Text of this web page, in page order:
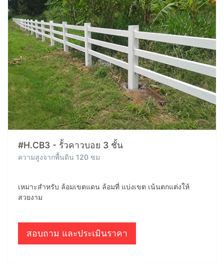
#H.CB3 - รั้วคาวบอย 3 ชั้น
ความสูงจากพื้นดิน 120 ซม
เหมาะสำหรับ ล้อมเขตแดน ล้อมที่ แบ่งเขต เน้นตกแต่งให้
สวยงาม
สอบถาม และประเมินราคา